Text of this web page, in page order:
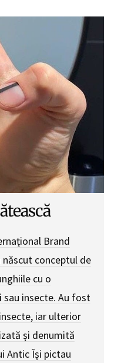
Brand
conceptul de
cu o
insecte. Au fost
iar ulterior
și denumită
Antic Își pictau